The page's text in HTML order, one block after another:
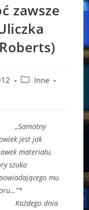
zawsze
PostInne
jest jak
materiału,
szuka
mu
Każdego dnia